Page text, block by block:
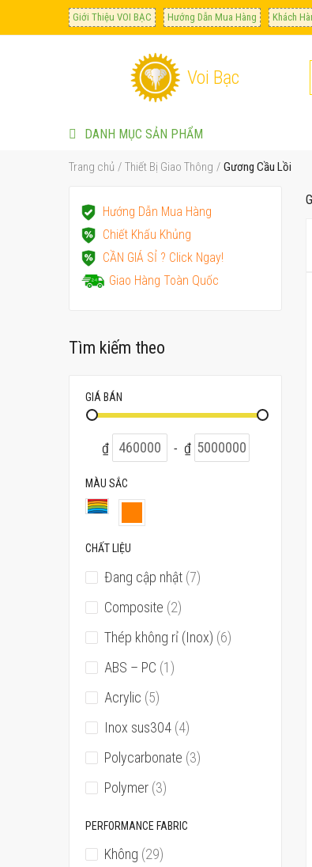
Giới Thiệu VOI BẠC Hướng Dẫn Mua Hàng Khách
Voi Bạc
DANH MỤC SẢN PHẨM
Trang chủ Thiết Bị Giao Thông Gương Cầu Lồi
Hướng Dẫn Mua Hàng
Chiết Khấu Khủng
CẦN GIÁ SỈ ? Click Ngay!
Giao Hàng Toàn Quốc
Tìm kiếm theo
GIÁ BÁN
₫ - ₫
MÀU SẮC
CHẤT LIỆU
Đang cập nhật 7sản
Composite 2sản
phẩm
Thép không rỉ (Inox) 6sản
ABS – PC 1sản
Acrylic 5sản
phẩm
Inox sus304 4sản
phẩm
Polycarbonate 3sản
Polymer 3sản
PERFORMANCE FABRIC
Không 29sản